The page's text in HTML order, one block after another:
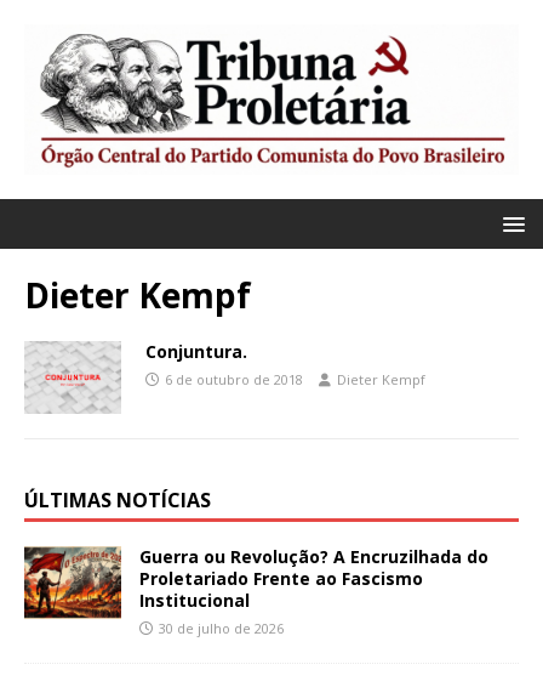
Dieter Kempf
Conjuntura.
6 de outubro de 2018 Dieter Kempf
ÚLTIMAS NOTÍCIAS
Guerra ou Revolução? A Encruzilhada do
Proletariado Frente ao Fascismo
Institucional
30 de julho de 2026